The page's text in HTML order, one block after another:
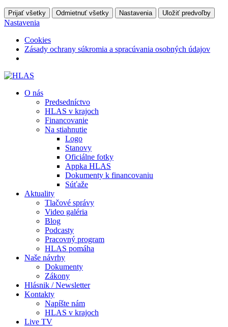
Prijať všetky Odmietnuť všetky Nastavenia Uložiť predvoľby
Nastavenia
Cookies
Zásady ochrany súkromia a spracúvania osobných údajov
O nás
Predsedníctvo
HLAS v krajoch
Financovanie
Na stiahnutie
Logo
Stanovy
Oficiálne fotky
Appka HLAS
Dokumenty k financovaniu
Súťaže
Aktuality
Tlačové správy
Video galéria
Blog
Podcasty
Pracovný program
HLAS pomáha
Naše návrhy
Dokumenty
Zákony
Hlásnik / Newsletter
Kontakty
Napíšte nám
HLAS v krajoch
Live TV